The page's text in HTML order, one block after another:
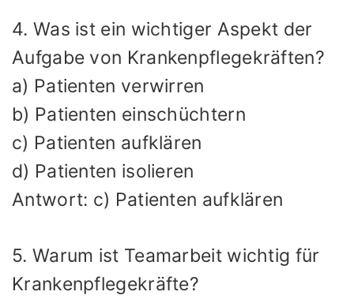
4. Was ist ein wichtiger Aspekt der
Aufgabe von Krankenpflegekräften?
a) Patienten verwirren
b) Patienten einschüchtern
c) Patienten aufklären
d) Patienten isolieren
Antwort: c) Patienten aufklären
5. Warum ist Teamarbeit wichtig für
Krankenpflegekräfte?